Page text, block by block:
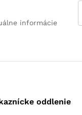
informácie
oddlenie